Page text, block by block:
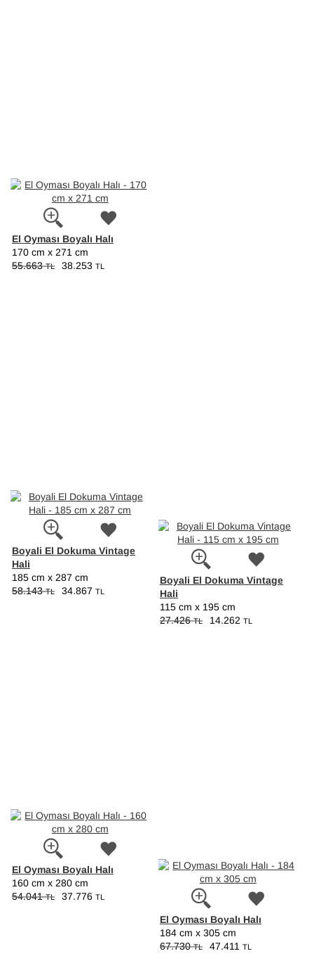
El Oyması Boyalı Halı
170 cm x 271 cm
55.663TL 38.253 TL
Boyali El Dokuma Vintage
Hali
185 cm x 287 cm
58.143TL 34.867 TL
Boyali El Dokuma Vintage
Hali
115 cm x 195 cm
27.426TL 14.262 TL
El Oyması Boyalı Halı
160 cm x 280 cm
54.041TL 37.776 TL
El Oyması Boyalı Halı
184 cm x 305 cm
67.730TL 47.411 TL